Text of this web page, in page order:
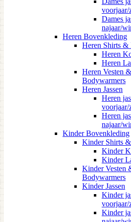
voorjaar/
Dames
najaar/
Heren Bovenkleding
Heren Shirts &
Heren
Heren
Heren Vesten &
Bodywarmers
Heren Jassen
Heren
voorjaar/
Heren
najaar/
Kinder Bovenkleding
Kinder Shirts
Kinder
Kinder
Kinder Vesten
Bodywarmers
Kinder Jassen
Kinder
voorjaar/
Kinder